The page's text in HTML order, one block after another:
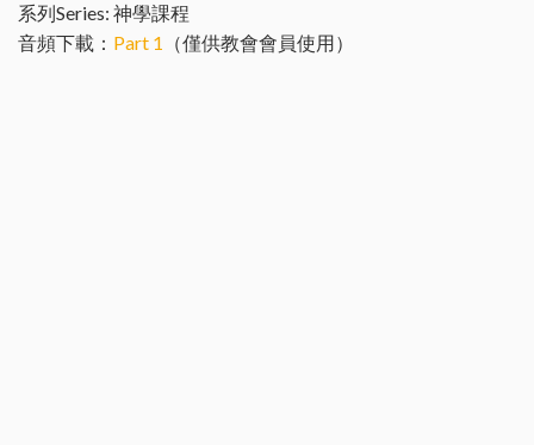
系列Series: 神學課程
音頻下載： Part 1 （僅供教會會員使用）